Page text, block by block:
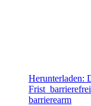
Herunterladen:
Frist_barrierefrei
barrierearm